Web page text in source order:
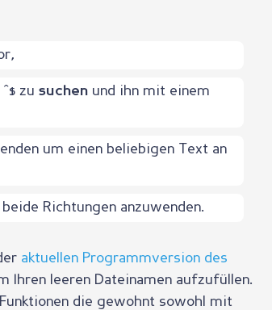
zu suchen und ihn mit einem
um einen beliebigen Text an
beide Richtungen anzuwenden.
aktuellen Programmversion des
Ihren leeren Dateinamen aufzufüllen.
die gewohnt sowohl mit